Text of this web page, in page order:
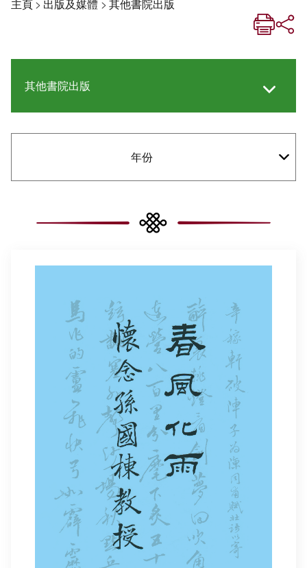
主頁> 出版及媒體 > 其他書院出版
其他書院出版
《新亞生活月刊》
《新亞簡訊》
《新亞書院概覽》
年份